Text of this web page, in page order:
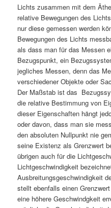
Lichts zusammen mit dem
relative Bewegungen des
nur diese gemessen werden
Bewegungen des Lichts
als dass man für das Messen
Bezugspunkt, ein
jegliches Messen, denn das
verschiedener Objekte oder
Der Maßstab ist das
die relative Bestimmung von
dieser Eigenschaften hängt
oder davon, dass man sie
den absoluten Nullpunkt nie
seine Existenz als Grenzwert
übrigen auch für die
Lichtgeschwindigkeit
Ausbreitungsgeschwindigkeit
stellt ebenfalls einen
eine höhere Geschwindgkeit